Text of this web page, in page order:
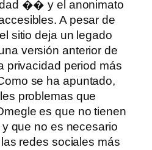
�� y el anonimato
A pesar de
sitio deja un legado
versión anterior de
privacidad period más
se ha apuntado,
problemas que
es que no tienen
que no es necesario
redes sociales más